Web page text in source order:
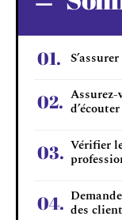
Assurez-
Vérifier
des